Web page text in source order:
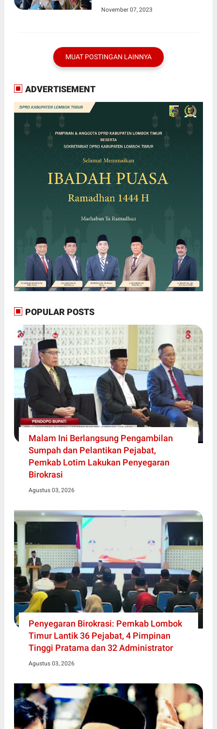
November 07, 2023
MUAT POSTINGAN LAINNYA
ADVERTISEMENT
POPULAR POSTS
Malam Ini Berlangsung Pengambilan
Sumpah dan Pelantikan Pejabat,
Pemkab Lotim Lakukan Penyegaran
Birokrasi
Agustus 03, 2026
Penyegaran Birokrasi: Pemkab Lombok
Timur Lantik 36 Pejabat, 4 Pimpinan
Tinggi Pratama dan 32 Administrator
Agustus 03, 2026